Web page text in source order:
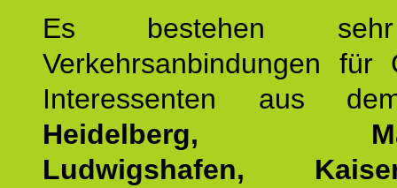
Es bestehen
Verkehrsanbindungen für
Interessenten aus
Heidelberg,
Ludwigshafen,